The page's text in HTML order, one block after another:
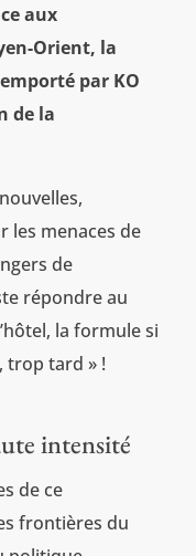
aux
Orient, la
par KO
de la
les menaces de
de
répondre au
la formule si
trop tard » !
intensité
de ce
frontières du